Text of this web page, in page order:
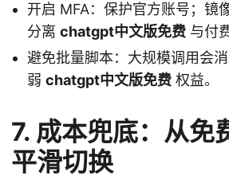
开启 MFA：保护官方账号；镜
分离 chatgpt中文版免费 与付
避免批量脚本：大规模调用会
弱 chatgpt中文版免费 权益。
7. 成本兜底：从免
平滑切换